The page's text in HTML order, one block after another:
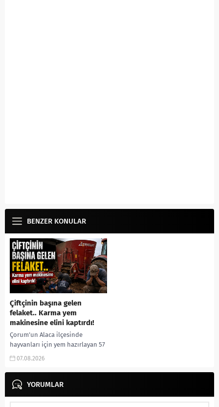
BENZER KONULAR
Çiftçinin başına gelen
felaket.. Karma yem
makinesine elini kaptırdı!
Çorum’un Alaca ilçesinde
hayvanları için yem hazırlayan 57
yaşındaki çiftçi, elini yem karma
ağır yaralandı. Olay, Alaca...
07.08.2026
YORUMLAR